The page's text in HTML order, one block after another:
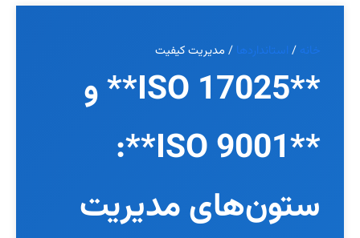
خانه / استانداردها / مدیریت کیفیت
**ISO 17025** و
**ISO 9001**:
ستون‌های مدیریت